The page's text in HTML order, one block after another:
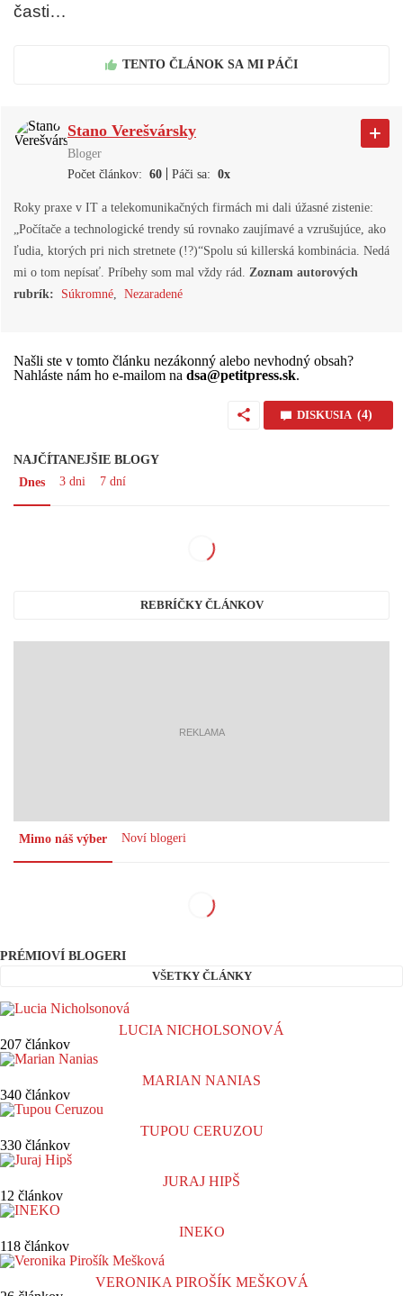
časti…
TENTO ČLÁNOK SA MI PÁČI
Stano Verešvársky
Bloger
Počet článkov: 60 | Páči sa: 0x
Roky praxe v IT a telekomunikačných firmách mi dali úžasné zistenie:
„Počítače a technologické trendy sú rovnako zaujímavé a vzrušujúce, ako
ľudia, ktorých pri nich stretnete (!?)“Spolu sú killerská kombinácia. Nedá
mi o tom nepísať. Príbehy som mal vždy rád. Zoznam autorových
rubrík:
Súkromné Nezaradené
Našli ste v tomto článku nezákonný alebo nevhodný obsah?
Nahláste nám ho e-mailom na dsa@petitpress.sk.
DISKUSIA (4)
NAJČÍTANEJŠIE BLOGY
Dnes
3 dni 7 dní
REBRÍČKY ČLÁNKOV
reklama
Mimo náš výber Noví blogeri
PRÉMIOVÍ BLOGERI
VŠETKY ČLÁNKY
LUCIA NICHOLSONOVÁ
207 článkov
MARIAN NANIAS
340 článkov
TUPOU CERUZOU
330 článkov
JURAJ HIPŠ
12 článkov
INEKO
118 článkov
VERONIKA PIROŠÍK MEŠKOVÁ